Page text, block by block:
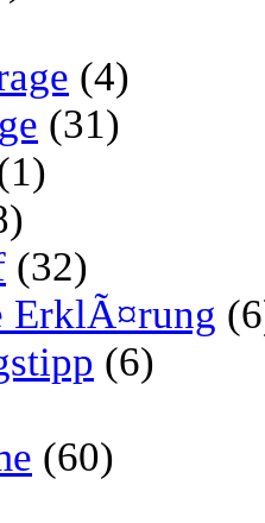
(4)
(31)
(32)
ErklÃ¤rung
(6)
(60)